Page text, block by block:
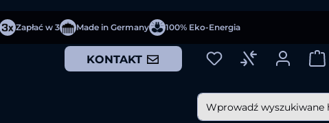
Zapłać w 3 Made in Germany 100% Eko-Energia
KONTAKT